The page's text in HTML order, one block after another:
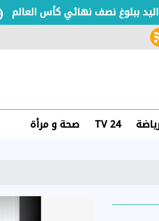
نصف نهائي كأس العالم
rss
TV 24 صحة و مرأة